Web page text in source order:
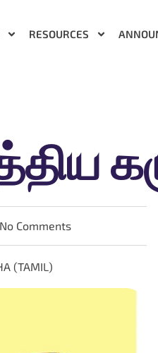
RESOURCES
No Comments
(TAMIL)